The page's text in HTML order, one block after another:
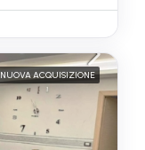
NUOVA ACQUISIZIONE